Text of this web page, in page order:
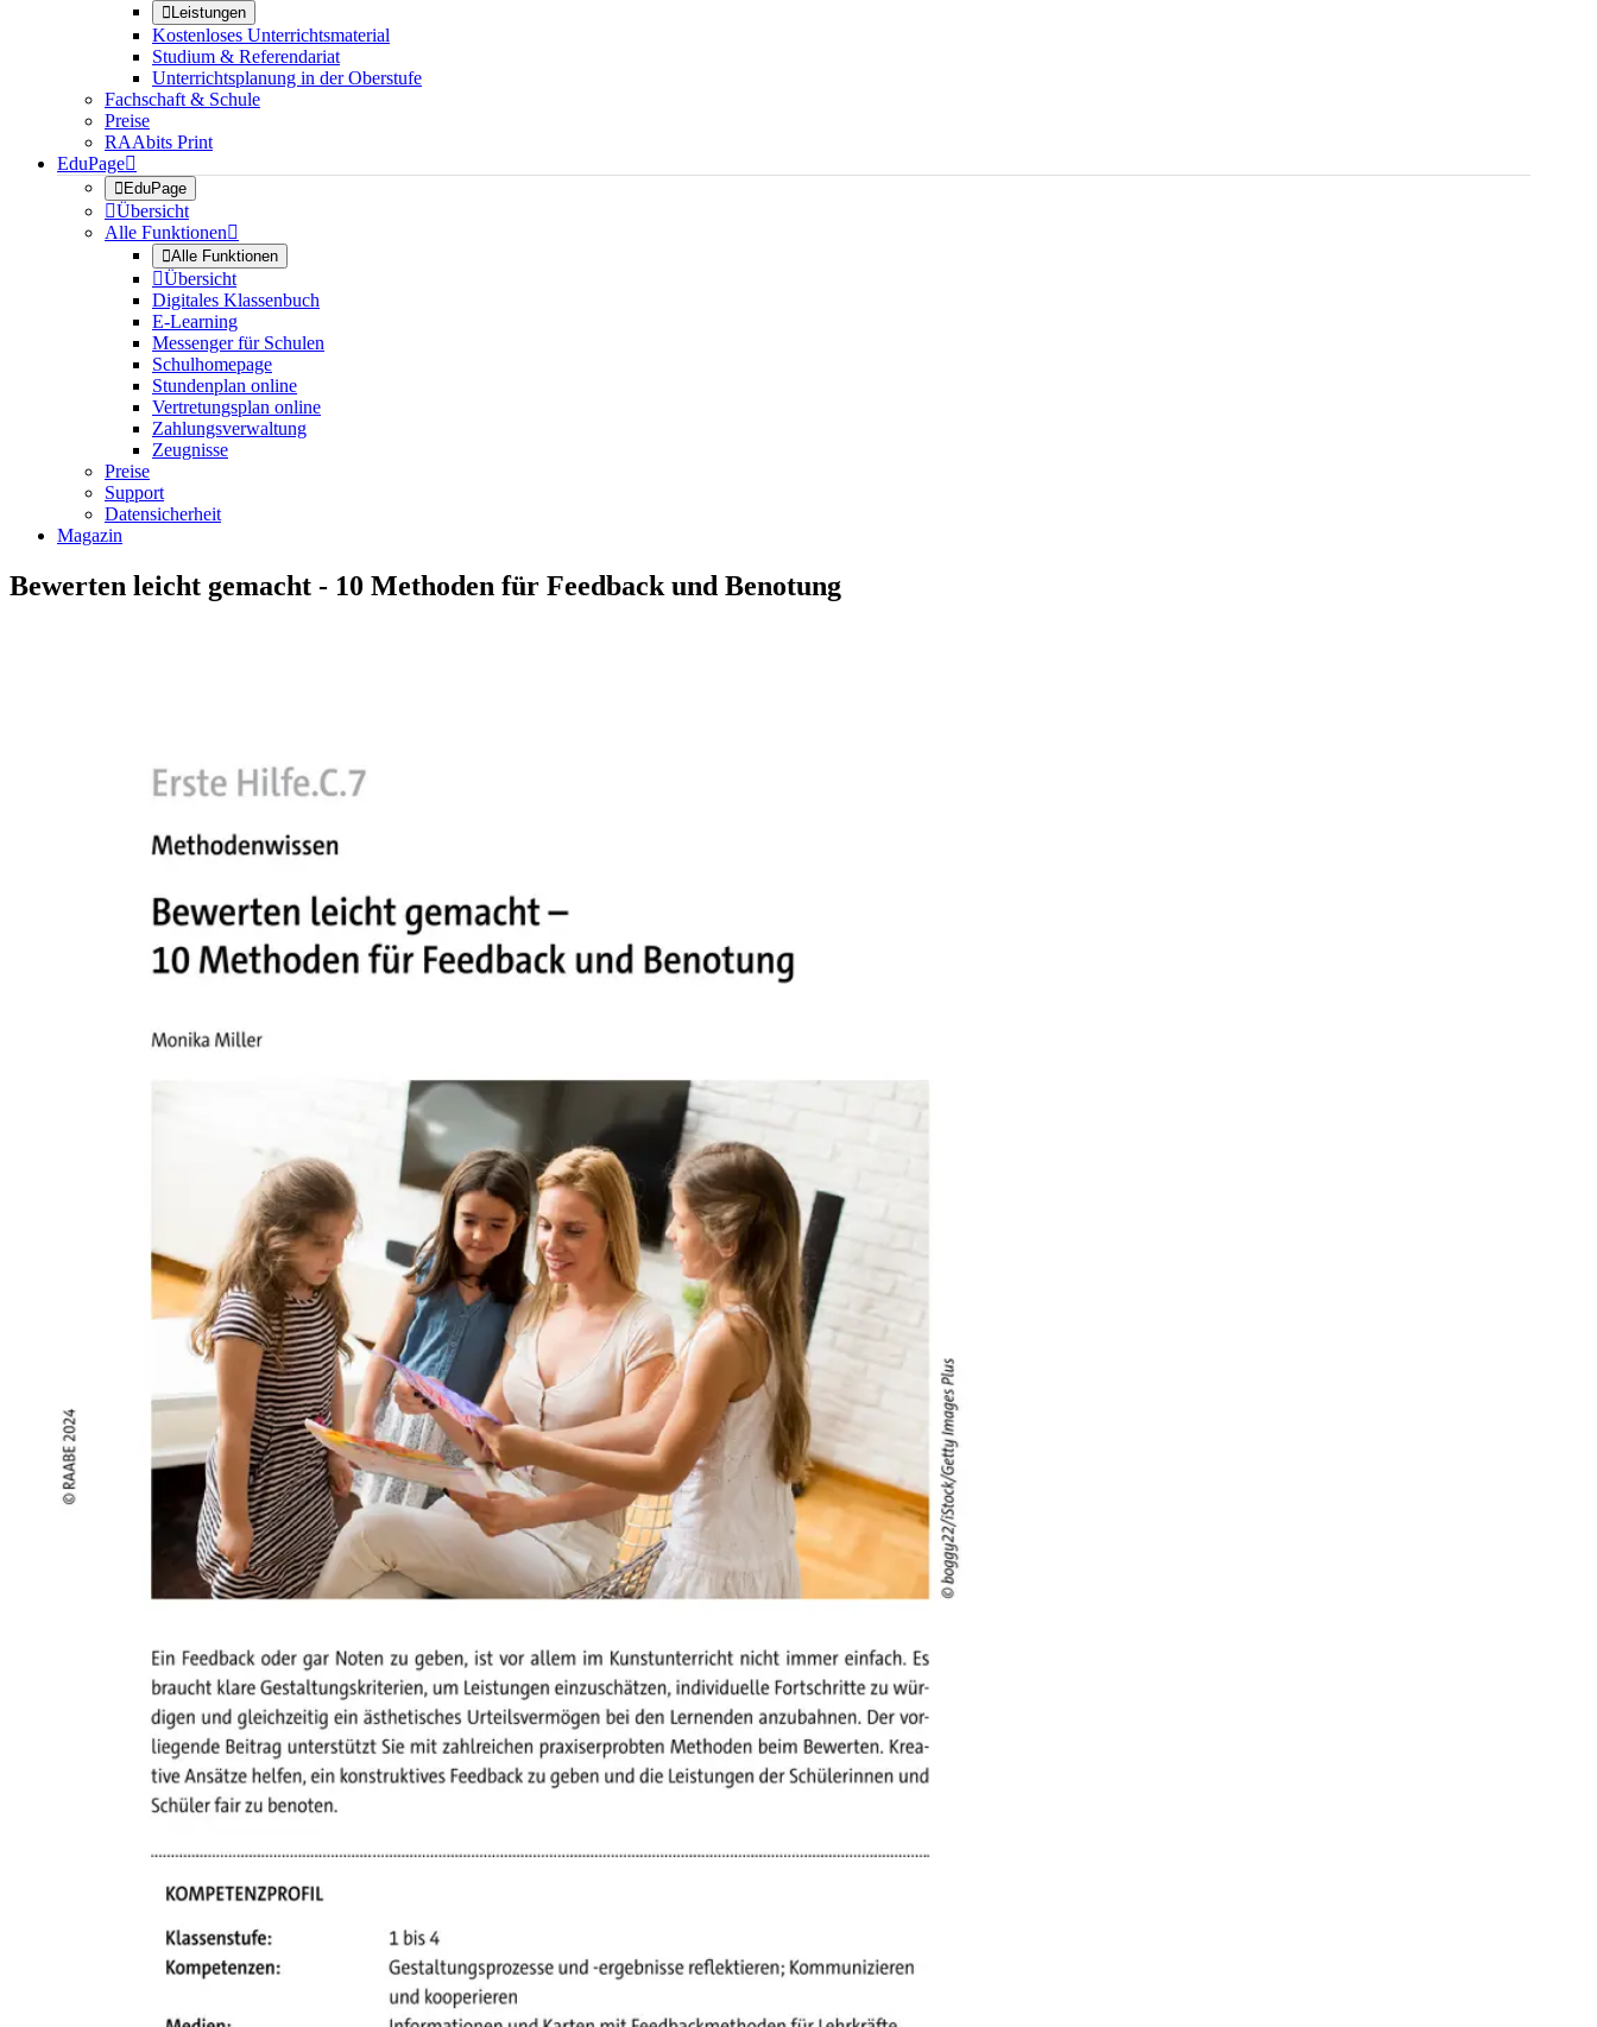
Leistungen
Kostenloses Unterrichtsmaterial
Studium & Referendariat
Unterrichtsplanung in der Oberstufe
Fachschaft & Schule
Preise
RAAbits Print
EduPage
EduPage
Übersicht
Alle Funktionen
Alle Funktionen
Übersicht
Digitales Klassenbuch
E-Learning
Messenger für Schulen
Schulhomepage
Stundenplan online
Vertretungsplan online
Zahlungsverwaltung
Zeugnisse
Preise
Support
Datensicherheit
Magazin
Bewerten leicht gemacht - 10 Methoden für Feedback und Benotung